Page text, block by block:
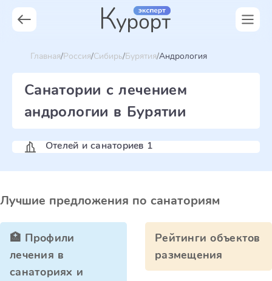
Главная Россия Сибирь Бурятия Андрология
Санатории с лечением
андрологии в Бурятии
Отелей и санаториев 1
Лучшие предложения по санаториям
🏥 Профили
лечения в
санаториях и
Рейтинги объектов
размещения